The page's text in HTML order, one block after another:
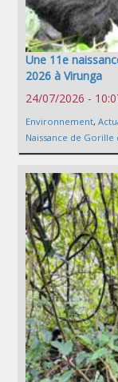
Une 11e
2026 à Virunga
24/07/2026 -
Environnement,
Naissance de Gorille